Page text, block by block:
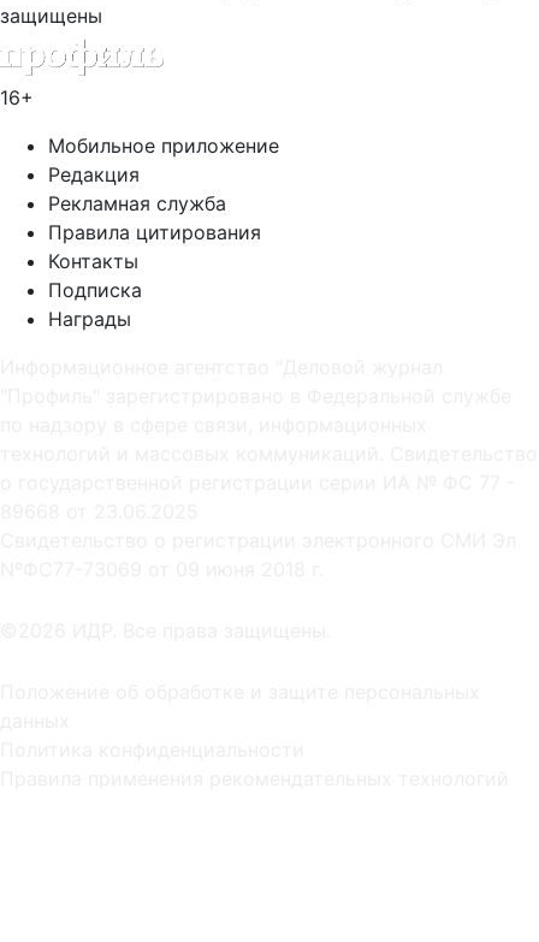
защищены
16+
Мобильное приложение
Редакция
Рекламная служба
Правила цитирования
Контакты
Подписка
Награды